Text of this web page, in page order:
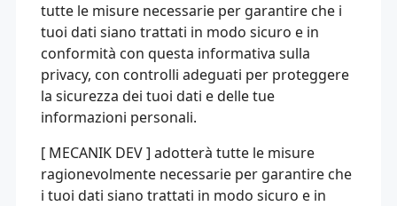
tutte le misure necessarie per garantire che i
tuoi dati siano trattati in modo sicuro e in
conformità con questa informativa sulla
privacy, con controlli adeguati per proteggere
la sicurezza dei tuoi dati e delle tue
informazioni personali.
[ MECANIK DEV ] adotterà tutte le misure
ragionevolmente necessarie per garantire che
i tuoi dati siano trattati in modo sicuro e in